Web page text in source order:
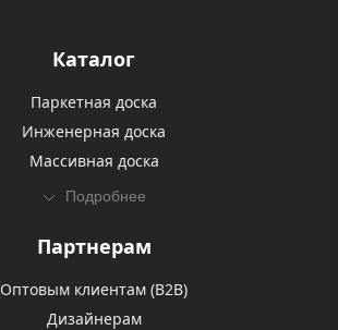
Каталог
Паркетная доска
Инженерная доска
Массивная доска
Подробнее
Партнерам
Оптовым клиентам (В2В)
Дизайнерам